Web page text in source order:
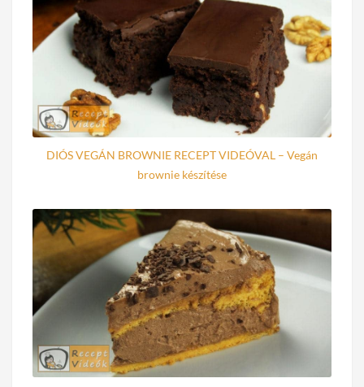
DIÓS VEGÁN BROWNIE RECEPT VIDEÓVAL – Vegán
brownie készítése